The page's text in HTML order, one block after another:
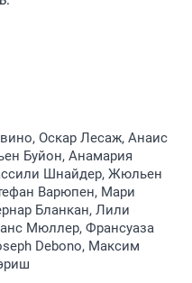
Оскар Лесаж, Анаис
Буйон, Анамария
Шнайдер, Жюльен
Варюпен, Мари
Бланкан, Лили
Мюллер, Франсуаза
Debono, Максим